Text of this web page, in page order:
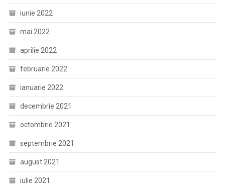
iunie 2022
mai 2022
aprilie 2022
februarie 2022
ianuarie 2022
decembrie 2021
octombrie 2021
septembrie 2021
august 2021
iulie 2021